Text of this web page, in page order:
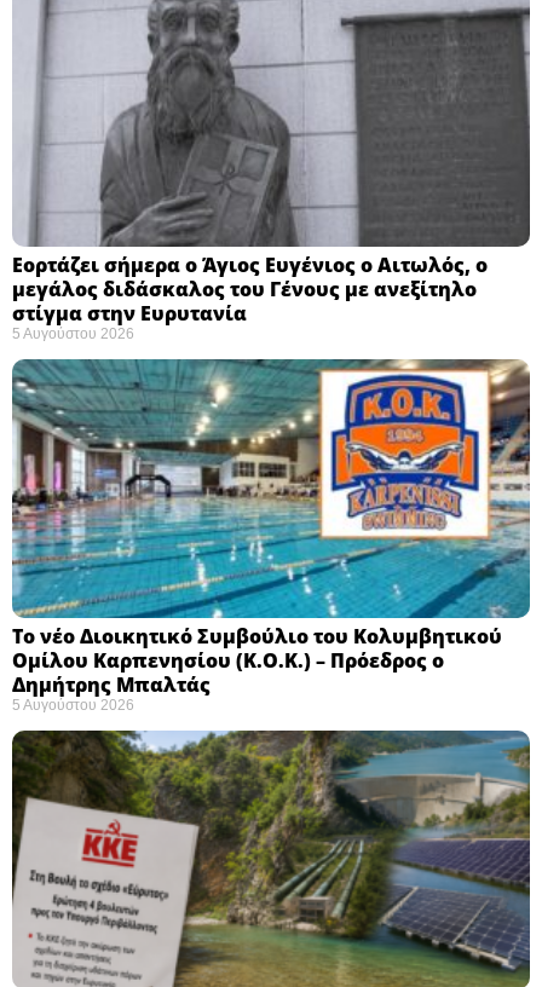
Εορτάζει σήμερα ο Άγιος Ευγένιος ο Αιτωλός, ο
μεγάλος διδάσκαλος του Γένους με ανεξίτηλο
στίγμα στην Ευρυτανία
5 Αυγούστου 2026
Το νέο Διοικητικό Συμβούλιο του Κολυμβητικού
Ομίλου Καρπενησίου (Κ.Ο.Κ.) – Πρόεδρος ο
Δημήτρης Μπαλτάς
5 Αυγούστου 2026